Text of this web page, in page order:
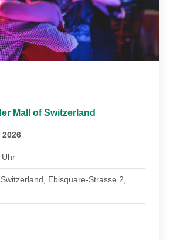
Mall of Switzerland
2026
Uhr
Ebisquare-Strasse 2,